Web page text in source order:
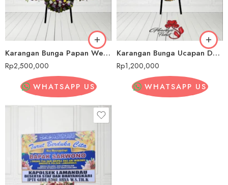
Karangan Bunga Papan Wedding/ Pernikahan Cijeruk
Rp2,500,000
WHATSAPP US
Karangan Bunga Ucapan Duka Cita Cijeruk
Rp1,200,000
WHATSAPP US